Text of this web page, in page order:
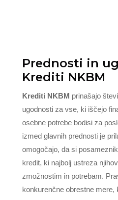
Prednosti in
Krediti NKBM
Krediti NKBM prinašajo
ugodnosti za vse, ki iščejo
osebne potrebe bodisi za
izmed glavnih prednosti je
omogočajo, da si
kredit, ki najbolj ustreza
zmožnostim in potrebam.
konkurenčne obrestne